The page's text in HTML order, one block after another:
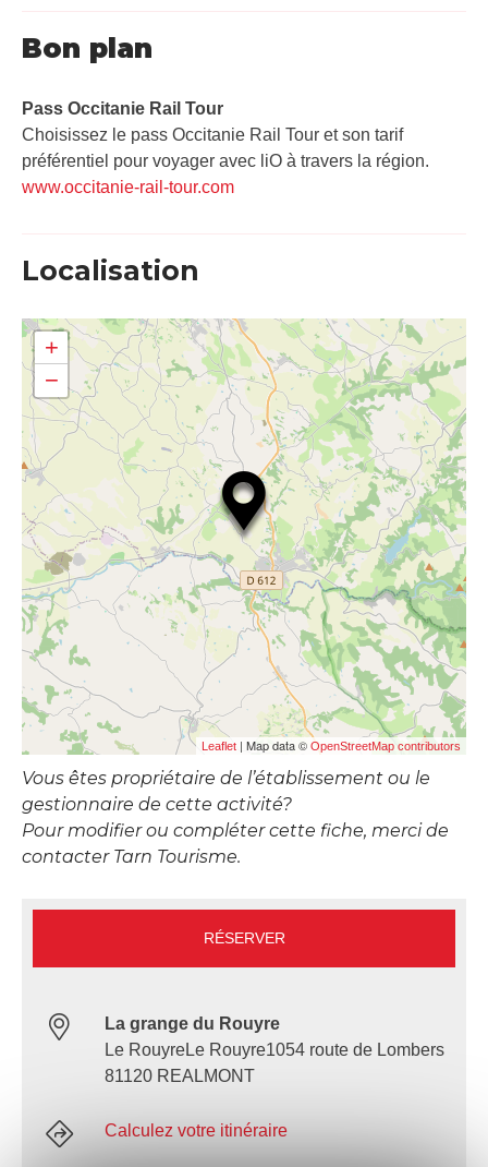
Bon plan
Pass Occitanie Rail Tour​
Choisissez le pass Occitanie Rail Tour et son tarif
préférentiel pour voyager avec liO à travers la région.
www.occitanie-rail-tour.com
Localisation
+
−
Leaflet | Map data © OpenStreetMap contributors
Vous êtes propriétaire de l’établissement ou le
gestionnaire de cette activité?
Pour modifier ou compléter cette fiche, merci de
contacter Tarn Tourisme.
RÉSERVER
La grange du Rouyre
Le RouyreLe Rouyre1054 route de Lombers
81120 REALMONT
Calculez votre itinéraire